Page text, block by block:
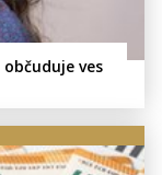
ves